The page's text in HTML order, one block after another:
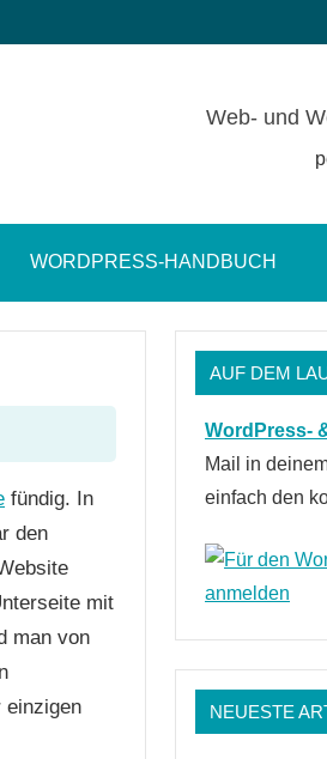
Web- und
WORDPRESS-HANDBUCH
fündig. In
den
mit
man von
einzigen
AUF DEM
WordPress-
Mail in
einfach den
NEUESTE